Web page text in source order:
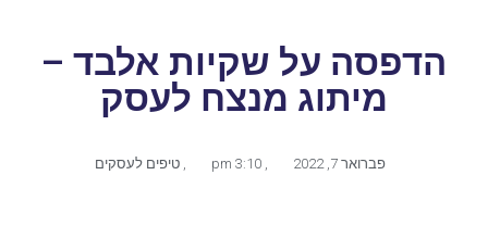
הדפסה על שקיות אלבד –
מיתוג מנצח לעסק
פברואר 7, 2022 ,
3:10 pm
, טיפים לעסקים